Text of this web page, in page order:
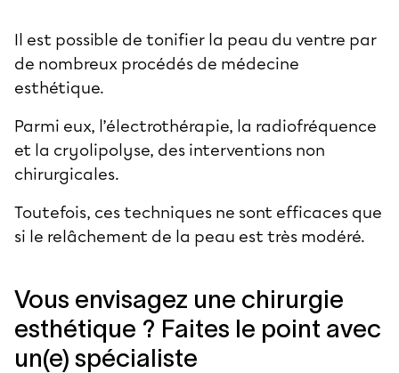
Il est possible de tonifier la peau du ventre par
de nombreux procédés de médecine
esthétique.
Parmi eux, l’électrothérapie, la radiofréquence
et la cryolipolyse, des interventions non
chirurgicales.
Toutefois, ces techniques ne sont efficaces que
si le relâchement de la peau est très modéré.
Vous envisagez une chirurgie
esthétique ? Faites le point avec
un(e) spécialiste